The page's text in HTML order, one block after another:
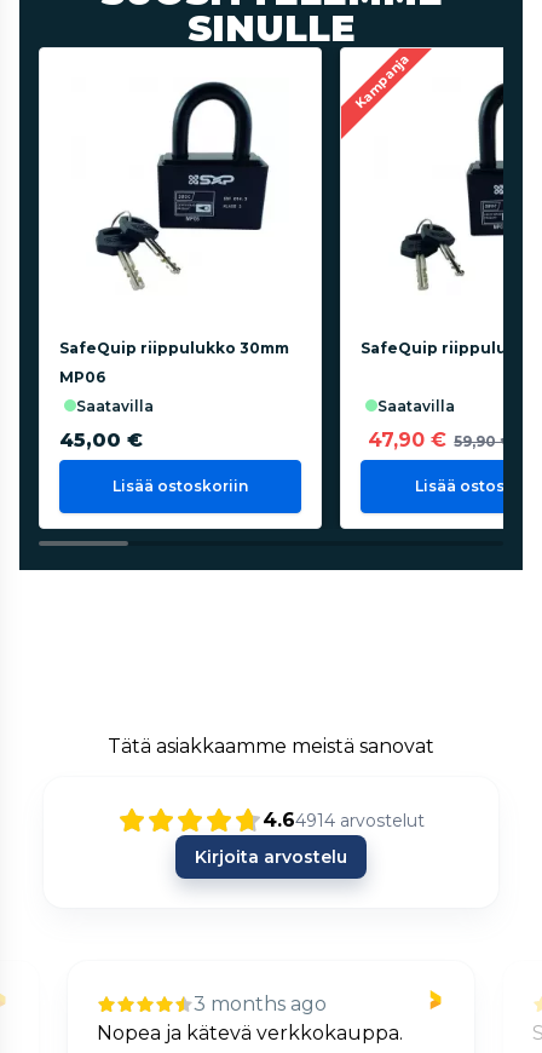
SINULLE
SafeQuip riippulukko 30mm
MP06
saatavilla
45,00 €
Lisää ostoskoriin
Kampanja
SafeQuip riippulukko
saatavilla
47,90 € 59,90 €
Lisää
Tätä asiakkaamme meistä sanovat
4.64914 arvostelut
Kirjoita arvostelu
3 months ago
Nopea ja kätevä verkkokauppa.